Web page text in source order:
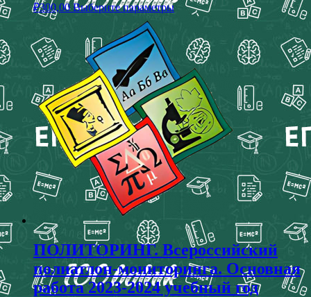
₽300,00 Выберите параметры
ПОЛИТОРИНГ. Всероссийский
полиатлон-мониторинга. Основная
работа 2023-2024 учебный год